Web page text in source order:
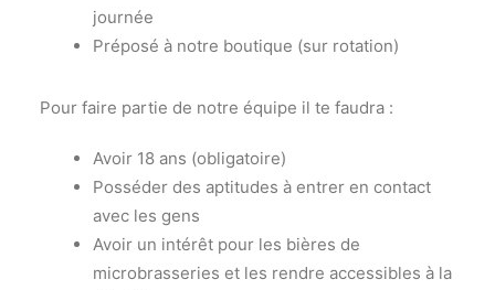
journée
Préposé à notre boutique (sur rotation)
Pour faire partie de notre équipe il te faudra :
Avoir 18 ans (obligatoire)
Posséder des aptitudes à entrer en contact
avec les gens
Avoir un intérêt pour les bières de
microbrasseries et les rendre accessibles à la